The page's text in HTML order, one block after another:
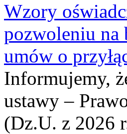
Wzory
pozwoleniu na
umów o
Informujemy,
ustawy –
(Dz.U. z 2026